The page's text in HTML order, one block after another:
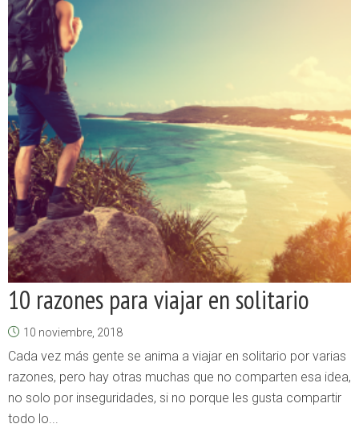
10 razones para viajar en solitario
10 noviembre, 2018
Cada vez más gente se anima a viajar en solitario por varias
razones, pero hay otras muchas que no comparten esa idea,
no solo por inseguridades, si no porque les gusta compartir
todo lo...